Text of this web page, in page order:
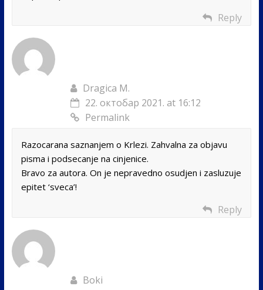
Reply
Dragica M.
22. октобар 2021. at 16:12
Permalink
Razocarana saznanjem o Krlezi. Zahvalna za objavu
pisma i podsecanje na cinjenice.
Bravo za autora. On je nepravedno osudjen i zasluzuje
epitet ‘sveca’!
Reply
Boki